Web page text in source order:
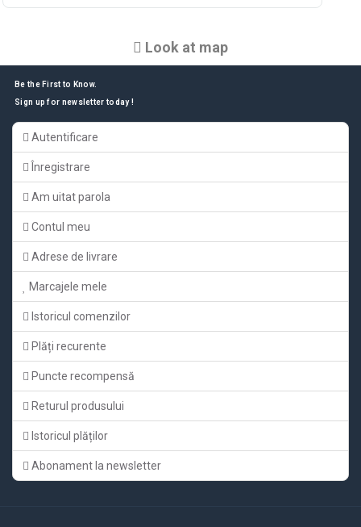
Look at map
Be the First to Know.
Sign up for newsletter today !
Autentificare
Înregistrare
Am uitat parola
Contul meu
Adrese de livrare
Marcajele mele
Istoricul comenzilor
Plăți recurente
Puncte recompensă
Returul produsului
Istoricul plăților
Abonament la newsletter